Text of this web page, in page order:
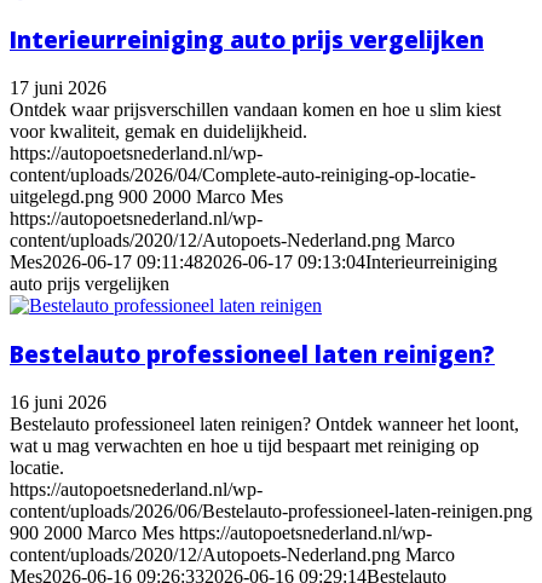
Interieurreiniging auto prijs vergelijken
17 juni 2026
Ontdek waar prijsverschillen vandaan komen en hoe u slim kiest
voor kwaliteit, gemak en duidelijkheid.
https://autopoetsnederland.nl/wp-
content/uploads/2026/04/Complete-auto-reiniging-op-locatie-
uitgelegd.png 900 2000 Marco Mes
https://autopoetsnederland.nl/wp-
content/uploads/2020/12/Autopoets-Nederland.png Marco
Mes2026-06-17 09:11:482026-06-17 09:13:04Interieurreiniging
auto prijs vergelijken
Bestelauto professioneel laten reinigen?
16 juni 2026
Bestelauto professioneel laten reinigen? Ontdek wanneer het loont,
wat u mag verwachten en hoe u tijd bespaart met reiniging op
locatie.
https://autopoetsnederland.nl/wp-
content/uploads/2026/06/Bestelauto-professioneel-laten-reinigen.png
900 2000 Marco Mes https://autopoetsnederland.nl/wp-
content/uploads/2020/12/Autopoets-Nederland.png Marco
Mes2026-06-16 09:26:332026-06-16 09:29:14Bestelauto